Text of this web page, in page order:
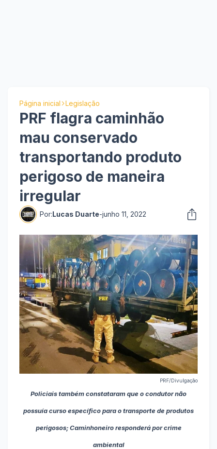
Página inicial Legislação
PRF flagra caminhão
mau conservado
transportando produto
perigoso de maneira
irregular
Por:Lucas Duarte-junho 11, 2022
PRF/Divulgação
Policiais também constataram que o condutor não
possuía curso específico para o transporte de produtos
perigosos; Caminhoneiro responderá por crime
ambiental